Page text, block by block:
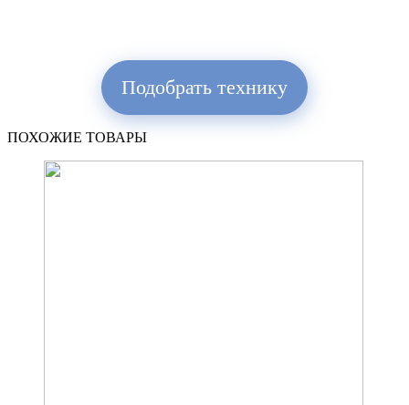
Подобрать технику
ПОХОЖИЕ ТОВАРЫ